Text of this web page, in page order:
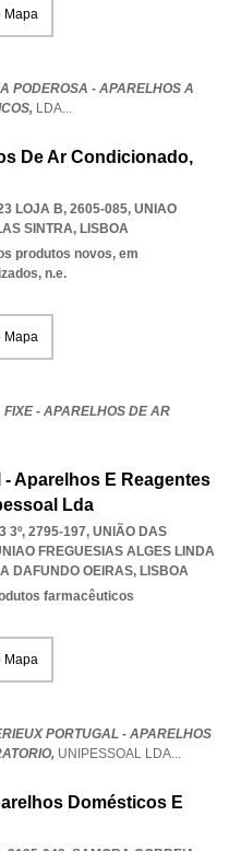
Mapa
PODEROSA - APARELHOS A
LDA...
De Ar Condicionado,
LOJA B, 2605-085, UNIAO
SINTRA, LISBOA
produtos novos, em
n.e.
Mapa
FIXE - APARELHOS DE AR
Aparelhos E Reagentes
Lda
3º, 2795-197, UNIÃO DAS
FREGUESIAS ALGES LINDA
DAFUNDO OEIRAS, LISBOA
farmacêuticos
Mapa
PORTUGAL - APARELHOS
UNIPESSOAL LDA...
Domésticos E